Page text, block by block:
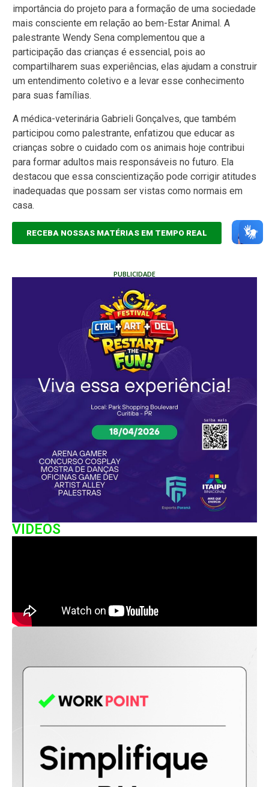
importância do projeto para a formação de uma sociedade
mais consciente em relação ao bem-Estar Animal. A
palestrante Wendy Sena complementou que a
participação das crianças é essencial, pois ao
compartilharem suas experiências, elas ajudam a construir
um entendimento coletivo e a levar esse conhecimento
para suas famílias.
A médica-veterinária Gabrieli Gonçalves, que também
participou como palestrante, enfatizou que educar as
crianças sobre o cuidado com os animais hoje contribui
para formar adultos mais responsáveis no futuro. Ela
destacou que essa conscientização pode corrigir atitudes
inadequadas que possam ser vistas como normais em
casa.
RECEBA NOSSAS MATÉRIAS EM TEMPO REAL
PUBLICIDADE
VIDEOS